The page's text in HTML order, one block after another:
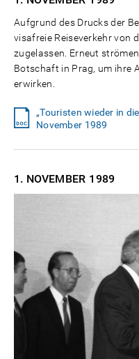
Aufgrund des Drucks der
visafreie Reiseverkehr von
zugelassen. Erneut
Botschaft in Prag, um ihre
erwirken.
„Touristen wieder in
November 1989
1. NOVEMBER 1989